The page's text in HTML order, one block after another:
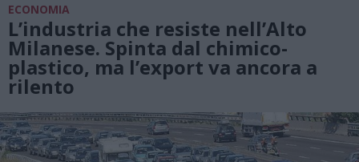
ECONOMIA
L’industria che resiste nell’Alto
Milanese. Spinta dal chimico-
plastico, ma l’export va ancora a
rilento